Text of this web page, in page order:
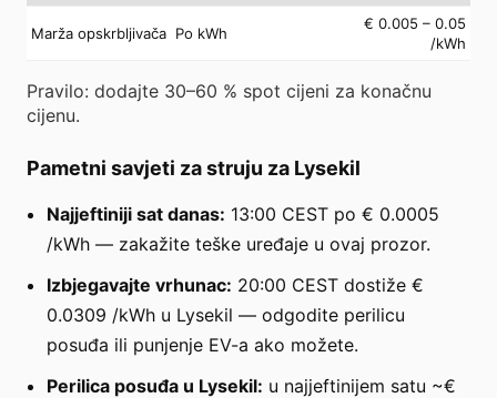
Marža opskrbljivača Po kWh
€ 0.005 – 0.05
/kWh
Pravilo: dodajte 30–60 % spot cijeni za konačnu
cijenu.
Pametni savjeti za struju za Lysekil
Najjeftiniji sat danas: 13:00 CEST po € 0.0005
/kWh — zakažite teške uređaje u ovaj prozor.
Izbjegavajte vrhunac: 20:00 CEST dostiže €
0.0309 /kWh u Lysekil — odgodite perilicu
posuđa ili punjenje EV-a ako možete.
Perilica posuđa u Lysekil: u najjeftinijem satu ~€